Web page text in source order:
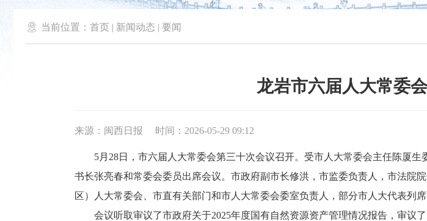
 当前位置： 首页 | 新闻动态 | 要闻
龙岩市六届人大常委
来源：闽西日报 时间：2026-05-29 09:12
5月28日，市六届人大常委会第三十次会议召开。受市人大常委会主任陈厦生
书长张亮春和常委会委员出席会议。市政府副市长修洪，市监委负责人，市法院
区）人大常委会、市直有关部门和市人大常委会委室负责人，部分市人大代表列席
会议听取审议了市政府关于2025年度国有自然资源资产管理情况报告，审议